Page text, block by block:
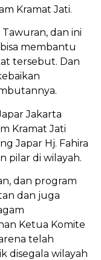
Kramat Jati.
dan ini
membantu
tersebut. Dan
Jakarta
Kramat Jati
Japar Hj. Fahira
pilar di wilayah.
dan program
dan juga
Ketua Komite
telah
disegala wilayah